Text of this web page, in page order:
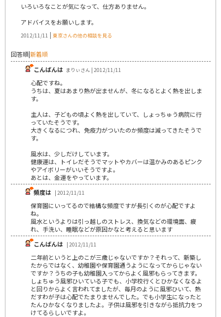
いろいろなことが気になって、仕方ありません。
アドバイスをお願いします。
2012/11/11 | 東京さんの他の相談を見る
回答順|新着順
こんばんは まりぃさん | 2012/11/11
心配ですね。
うちは、夏はあまり熱が出ませんが、冬になるとよく熱を出しま
す。
主人は、子どもの頃よく熱を出していて、しょっちゅう病院に行
っていたそうです。
大きくなるにつれ、免疫力がついたのか頻度は減ってきたそうで
す。
風水は、少しだけしています。
健康運は、トイレだそうでマットやカバーは温かみのあるピンク
やアイボリーがいいそうですよ。
あとは、金運をやっています。
頻度は | 2012/11/11
保育園にいってるので結構な頻度ですが長引くのが心配ですよ
ね。
風水というよりは引っ越しのストレス、換気などの環境面、疲
れ、手洗い、睡眠などが原因かなと考えると思います
こんばんは | 2012/11/11
二年前というと上のこが三歳じゃないですか？それって、新築し
たからではなく、幼稚園や保育園通うようになってからじゃない
ですか？うちの子も幼稚園入ってからよく風邪もらってきます。
しょちゅう風邪ひいている子でも、小学校行くとひかなくなるよ
と回りからよく言われてましたが、毎月のように風邪ひいて、熱
だすわが子は心配でたまりませんでした。でも小学生になったと
たんひかなくなりましたよ。子供は風邪を引きながら抵抗力をつ
けてるらしいですよ。